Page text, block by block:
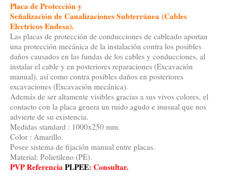
Placa de Protección y
Señalización de Canalizaciones Subterránea (Cables
Electricos Endesa).
Las placas de protección de conducciones de cableado aportan
una protección mecánica de la instalación contra los posibles
daños causados en las fundas de los cables y conducciones, al
instalar el cable y en posteriores reparaciones (Excavación
manual), así como contra posibles daños en posteriores
excavaciones (Excavación mecánica).
Además de ser altamente visibles gracias a sus vivos colores, el
contacto con la placa genera un ruido agudo e inusual que nos
advierte de su existencia.
Medidas standard : 1000x250 mm.
Color : Amarillo.
Posee sistema de fijación manual entre placas.
Material: Polietileno (PE).
PVP ReferenciaPLPEE: Consultar.